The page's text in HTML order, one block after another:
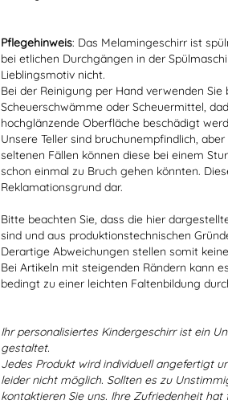
Pflegehinweis: Das Melamingeschirr ist
bei etlichen Durchgängen in der
Lieblingsmotiv nicht.
Bei der Reinigung per Hand verwenden Sie
Scheuerschwämme oder Scheuermittel,
hochglänzende Oberfläche beschädigt
Unsere Teller sind bruchunempfindlich,
seltenen Fällen können diese bei einem
schon einmal zu Bruch gehen könnten.
Reklamationsgrund dar.
Bitte beachten Sie, dass die hier
sind und aus produktionstechnischen
Derartige Abweichungen stellen somit
Bei Artikeln mit steigenden Rändern kann
bedingt zu einer leichten Faltenbildung
Ihr personalisiertes Kindergeschirr ist ein
gestaltet.
Jedes Produkt wird individuell angefertigt
leider nicht möglich. Sollten es zu
kontaktieren Sie uns. Ihre Zufriedenheit hat